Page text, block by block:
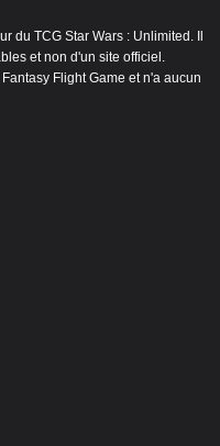
du TCG Star Wars : Unlimited. Il
et non d'un site officiel.
Flight Game et n'a aucun